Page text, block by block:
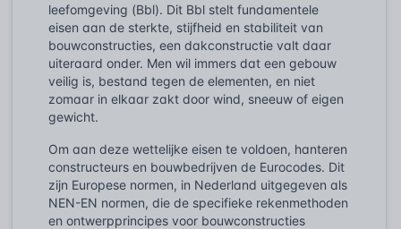
leefomgeving (Bbl). Dit Bbl stelt fundamentele
eisen aan de sterkte, stijfheid en stabiliteit van
bouwconstructies, een dakconstructie valt daar
uiteraard onder. Men wil immers dat een gebouw
veilig is, bestand tegen de elementen, en niet
zomaar in elkaar zakt door wind, sneeuw of eigen
gewicht.
Om aan deze wettelijke eisen te voldoen, hanteren
constructeurs en bouwbedrijven de Eurocodes. Dit
zijn Europese normen, in Nederland uitgegeven als
NEN-EN normen, die de specifieke rekenmethoden
en ontwerpprincipes voor bouwconstructies